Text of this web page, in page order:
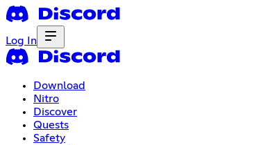
Log In
Download
Nitro
Discover
Quests
Safety